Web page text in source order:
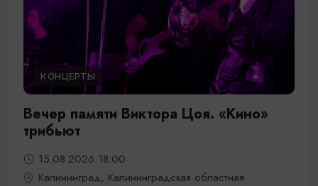
КОНЦЕРТЫ
Вечер памяти Виктора Цоя. «Кино»
трибьют
15.08.2026 18:00
Калининград, Калининградская областная